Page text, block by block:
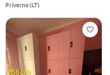
Priverno(LT)